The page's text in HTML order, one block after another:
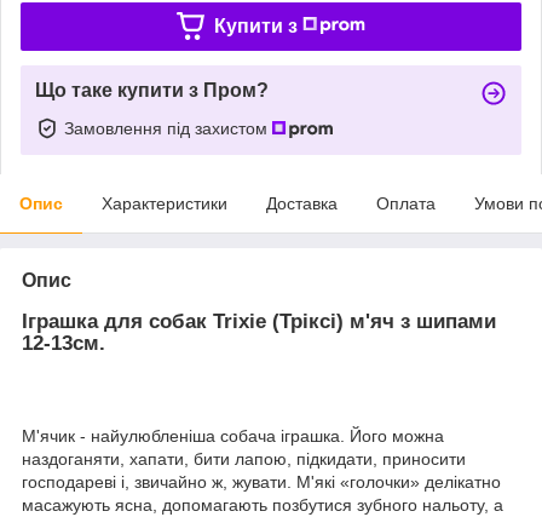
Купити з
Що таке купити з Пром?
Замовлення під захистом
Опис Характеристики Доставка Оплата Умови
Опис
Іграшка для собак Trixie (Тріксі) м'яч з шипами
12-13см.
М'ячик - найулюбленіша собача іграшка. Його можна
наздоганяти, хапати, бити лапою, підкидати, приносити
господареві і, звичайно ж, жувати. М'які «голочки» делікатно
масажують ясна, допомагають позбутися зубного нальоту, а